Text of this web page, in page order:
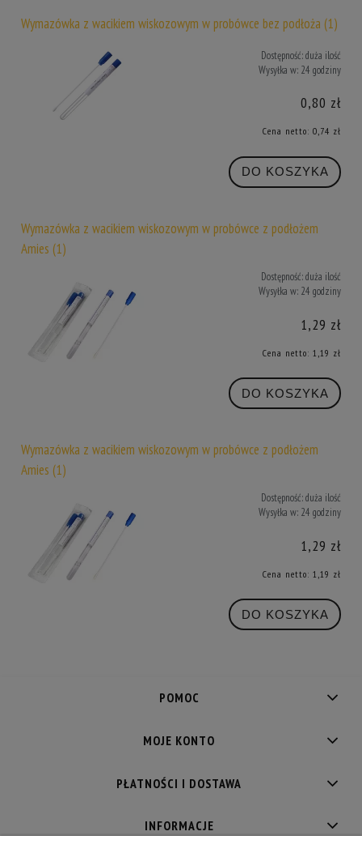
Wymazówka z wacikiem wiskozowym w probówce bez podłoża (1)
Dostępność:duża ilość
Wysyłka w: 24 godziny
0,80 zł
Cena netto: 0,74 zł
DO KOSZYKA
Wymazówka z wacikiem wiskozowym w probówce z podłożem
Amies (1)
Dostępność:duża ilość
Wysyłka w: 24 godziny
1,29 zł
Cena netto: 1,19 zł
DO KOSZYKA
Wymazówka z wacikiem wiskozowym w probówce z podłożem
Amies (1)
Dostępność:duża ilość
Wysyłka w: 24 godziny
1,29 zł
Cena netto: 1,19 zł
DO KOSZYKA
POMOC
MOJE KONTO
PŁATNOŚCI I DOSTAWA
INFORMACJE